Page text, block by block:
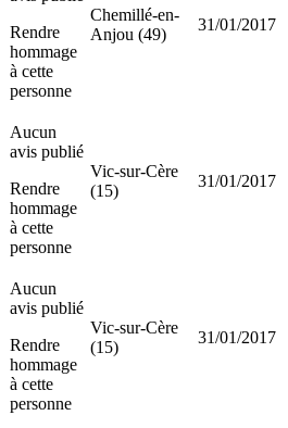
Rendre
hommage
à cette
personne
Chemillé-en-
Anjou (49)
31/01/2017
Aucun
avis publié
Rendre
hommage
à cette
personne
Vic-sur-Cère
(15)
31/01/2017
Aucun
avis publié
Rendre
hommage
à cette
personne
Vic-sur-Cère
(15)
31/01/2017